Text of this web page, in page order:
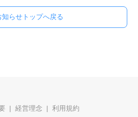
知らせトップへ戻る
経営理念
利用規約